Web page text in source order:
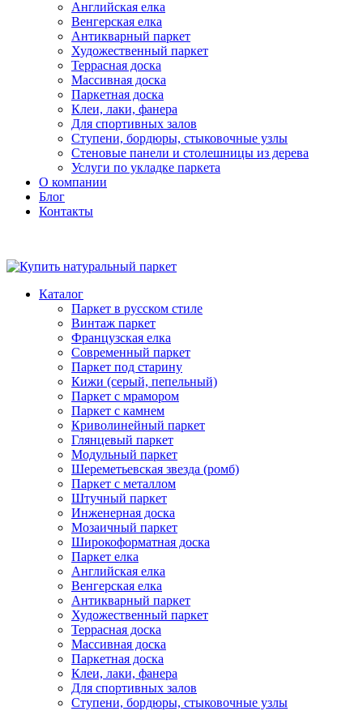
Английская елка
Венгерская елка
Антикварный паркет
Художественный паркет
Террасная доска
Массивная доска
Паркетная доска
Клеи, лаки, фанера
Для спортивных залов
Ступени, бордюры, стыковочные узлы
Стеновые панели и столешницы из дерева
Услуги по укладке паркета
О компании
Блог
Контакты
Каталог
Паркет в русском стиле
Винтаж паркет
Французская елка
Современный паркет
Паркет под старину
Кижи (серый, пепельный)
Паркет с мрамором
Паркет с камнем
Криволинейный паркет
Глянцевый паркет
Модульный паркет
Шереметьевская звезда (ромб)
Паркет с металлом
Штучный паркет
Инженерная доска
Мозаичный паркет
Широкоформатная доска
Паркет елка
Английская елка
Венгерская елка
Антикварный паркет
Художественный паркет
Террасная доска
Массивная доска
Паркетная доска
Клеи, лаки, фанера
Для спортивных залов
Ступени, бордюры, стыковочные узлы